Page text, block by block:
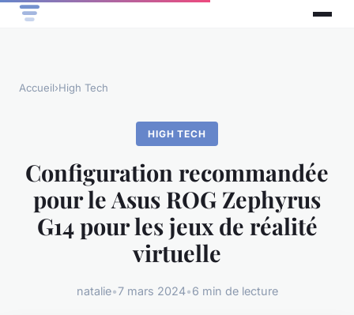
Accueil›High Tech
HIGH TECH
Configuration recommandée
pour le Asus ROG Zephyrus
G14 pour les jeux de réalité
virtuelle
natalie•7 mars 2024•6 min de lecture